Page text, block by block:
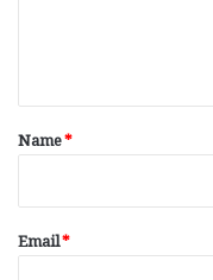
*
Name*
Email*